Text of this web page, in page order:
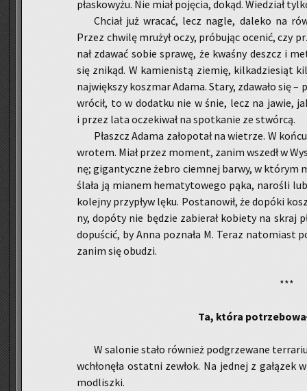
pła­sko­wy­żu. Nie miał po­ję­cia, dokąd. Wie­dział
Chciał już wra­cać, lecz nagle, da­le­ko na
Przez chwi­lę mru­żył oczy, pró­bu­jąc oce­nić, czy
nał zda­wać sobie spra­wę, że kwa­śny deszcz i
się zni­kąd. W ka­mie­ni­stą zie­mię, kil­ka­dzie­siąt
naj­więk­szy kosz­mar Adama. Stary, zda­wa­ło się
wró­cił, to w do­dat­ku nie w śnie, lecz na jawie,
i przez lata ocze­ki­wał na spo­tka­nie ze stwór­cą.
Płaszcz Adama za­ło­po­tał na wie­trze. W
wro­tem. Miał przez mo­ment, zanim wszedł w
nę; gi­gan­tycz­ne żebro ciem­nej barwy, w któ­rym
śla­ła ją mia­nem he­ma­ty­to­we­go pąka, na­ro­śli
ko­lej­ny przy­pływ lęku. Po­sta­no­wił, że do­pó­ki
ny, do­pó­ty nie bę­dzie za­bie­rał ko­bie­ty na skraj
do­pu­ścić, by Anna po­zna­ła M. Teraz na­to­miast
zanim się obu­dzi.
***
Ta, która
W sa­lo­nie stało rów­nież pod­grze­wa­ne
wchło­nę­ła ostat­ni ze­włok. Na jed­nej z ga­łą­zek
mo­dlisz­ki.